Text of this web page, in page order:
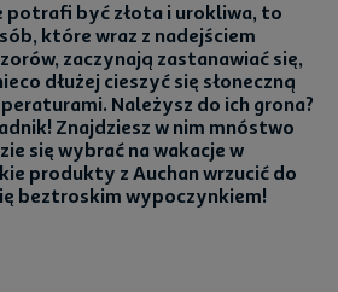
potrafi być złota i urokliwa, to
które wraz z nadejściem
zaczynają zastanawiać się,
dłużej cieszyć się słoneczną
Należysz do ich grona?
Znajdziesz w nim mnóstwo
się wybrać na wakacje w
produkty z Auchan wrzucić do
beztroskim wypoczynkiem!